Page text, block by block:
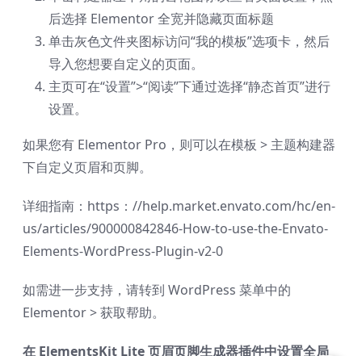
后选择 Elementor 全宽并隐藏页面标题
单击灰色文件夹图标访问“我的模板”选项卡，然后
导入您想要自定义的页面。
主页可在“设置”>“阅读”下通过选择“静态首页”进行
设置。
如果您有 Elementor Pro，则可以在模板 > 主题构建器
下自定义页眉和页脚。
详细指南：https：//help.market.envato.com/hc/en-
us/articles/900000842846-How-to-use-the-Envato-
Elements-WordPress-Plugin-v2-0
如需进一步支持，请转到 WordPress 菜单中的
Elementor > 获取帮助。
在 ElementsKit Lite 页眉页脚生成器插件中设置全局